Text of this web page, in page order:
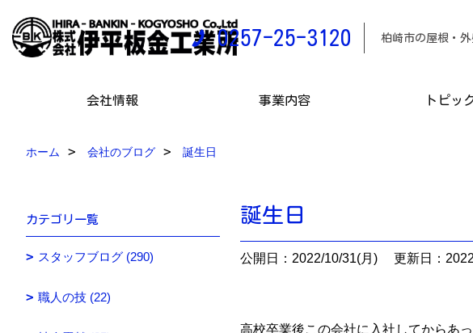
0257-25-3120 柏崎市の
会社情報 事業内容 トピッ
ホーム 会社のブログ 誕生日
誕生日
公開日：2022/10/31(月) 更新日：
高校卒業後この会社に入社してからあ
カテゴリ一覧
スタッフブログ (290)
職人の技 (22)